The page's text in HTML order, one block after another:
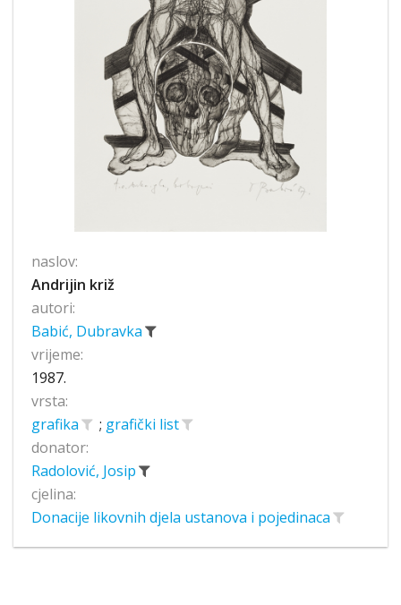
naslov:
Andrijin križ
autori:
Babić, Dubravka
vrijeme:
1987.
vrsta:
grafika
; grafički list
donator:
Radolović, Josip
cjelina:
Donacije likovnih djela ustanova i pojedinaca